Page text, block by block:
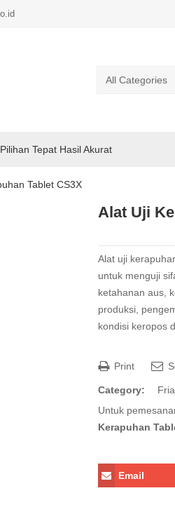
Pilihan Tepat Hasil Akurat
Tablet CS3X
Alat Uji
Alat uji
untuk menguji
ketahanan aus,
produksi,
kondisi keropos
Print
Category:
Untuk
Kerapuhan
Email